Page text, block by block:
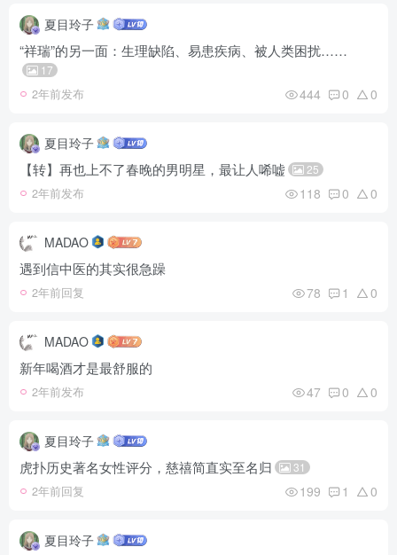
夏目玲子
“祥瑞”的另一面：生理缺陷、易患疾病、被人类困扰……
17
2年前发布 444 0 0
夏目玲子
【转】再也上不了春晚的男明星，最让人唏嘘 25
2年前发布 118 0 0
MADAO
遇到信中医的其实很急躁
2年前回复 78 1 0
MADAO
新年喝酒才是最舒服的
2年前发布 47 0 0
夏目玲子
虎扑历史著名女性评分，慈禧简直实至名归 31
2年前回复 199 1 0
夏目玲子